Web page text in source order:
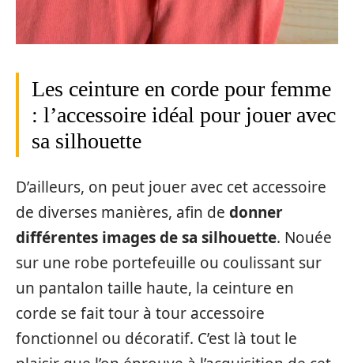
Les ceinture en corde pour femme
: l’accessoire idéal pour jouer avec
sa silhouette
D’ailleurs, on peut jouer avec cet accessoire
de diverses manières, afin de donner
différentes images de sa silhouette. Nouée
sur une robe portefeuille ou coulissant sur
un pantalon taille haute, la ceinture en
corde se fait tour à tour accessoire
fonctionnel ou décoratif. C’est là tout le